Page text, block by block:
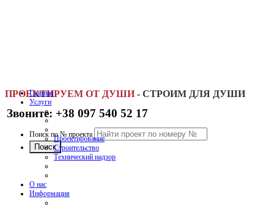
ПРОЕКТИРУЕМ ОТ ДУШИ - СТРОИМ ДЛЯ ДУШИ
Звоните: +38 097 540 52 17
Поиск по № проекта
Главная
Услуги
Проектирование
Строительство
Технический надзор
О нас
Информация